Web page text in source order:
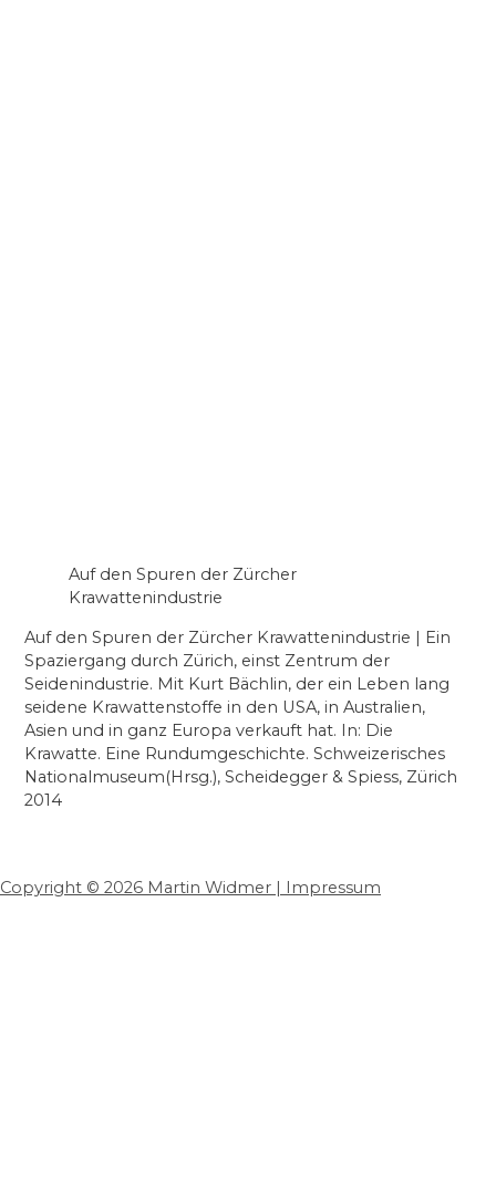
Auf den Spuren der Zürcher
Krawattenindustrie
Auf den Spuren der Zürcher Krawattenindustrie | Ein
Spaziergang durch Zürich, einst Zentrum der
Seidenindustrie. Mit Kurt Bächlin, der ein Leben lang
seidene Krawattenstoffe in den USA, in Australien,
Asien und in ganz Europa verkauft hat. In: Die
Krawatte. Eine Rundumgeschichte. Schweizerisches
Nationalmuseum(Hrsg.), Scheidegger & Spiess, Zürich
2014
Copyright © 2026 Martin Widmer | Impressum